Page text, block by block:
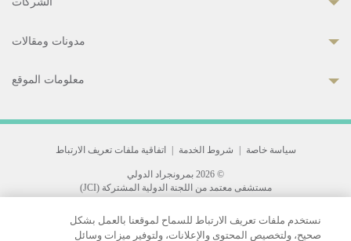
مدونات ومقالات
معلومات الموقع
سياسة خاصة شروط الخدمة اتفاقية ملفات تعريف الارتباط
© 2026 بمرونجراد الدولي
مستشفى معتمد من اللجنة الدولية المشتركة (JCI)
33 Sukhumvit 3, Wattana, Bangkok 10110 Thailand.
All rights reserved.
نستخدم ملفات تعريف الارتباط للسماح لموقعنا بالعمل بشكل
صحيح، ولتخصيص المحتوى والإعلانات، ولتوفير ميزات وسائل